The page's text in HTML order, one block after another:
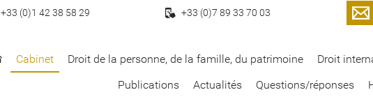
Cabinet Droit de la personne, de la famille, du patrimoine
Droit
Publications
Actualités Questions/réponses
+33 (0)1 42 38 58 29 +33 (0)7 89 33 70 03